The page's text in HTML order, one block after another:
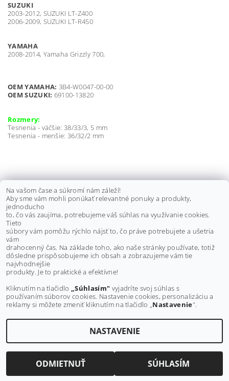
SUZUKI
2003-2012, SUZUKI LT-Z400
2006-2009, SUZUKI LT-R450
YAMAHA
2008-2014, Yamaha Grizzly 700,
OEM YAMAHA: 3B4-W0047-00-00
OEM SUZUKI: 69100-13820
Rozmery:
Tesnenia - väčšie: 38/33/3, 5 mm
Tesnenia - menšie: 36/32/2 mm
BRZDOVÝ PIESTIK ZADNÝ
YAMAHA GRIZZLY 550/700
€10 bez DPH
€12,30
Buďte prvý, kto napíše príspevok k tejto položke.
2026 ©MAXMOTO.SK, všetky práva vyhradenéUpraviť nastavenie cookies
Na vašom čase a súkromí nám záleží!
Aby sme vám mohli ponúkať relevantné ponuky a produkty,
jednoducho
to, čo vás zaujíma, potrebujeme váš súhlas na využívanie cookies.
Tieto
súbory vám pomôžu rýchlo nájsť to, čo práve potrebujete a ušetria
vám
drahocenný čas. Na základe toho, ako naše stránky používate, totiž
dôsledne prispôsobujeme ich obsah a zobrazujeme vám tie
najvhodnejšie
produkty. Je to praktické a efektívne!
Kliknutím na tlačidlo „Súhlasím" vyjadríte svoj súhlas s
používaním súborov cookies. Nastavenie cookies, personalizáciu a
reklamy si môžete zmeniť kliknutím na tlačidlo „Nastavenie".
NASTAVENIE
ODMIETNUŤ SÚHLASÍM